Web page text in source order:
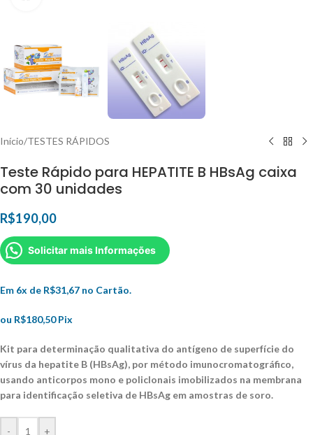
Início/TESTES RÁPIDOS
Teste Rápido para HEPATITE B HBsAg caixa
com 30 unidades
R$190,00
Solicitar mais Informações
Em 6x de R$31,67 no Cartão.
ou R$180,50 Pix
Kit para determinação qualitativa do antígeno de superfície do
vírus da hepatite B (HBsAg), por método imunocromatográfico,
usando anticorpos mono e policlonais imobilizados na membrana
para identificação seletiva de HBsAg em amostras de soro.
- +